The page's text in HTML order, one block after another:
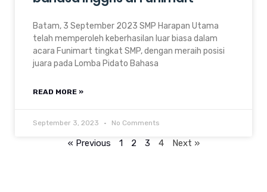
Batam, 3 September 2023 SMP Harapan Utama
telah memperoleh keberhasilan luar biasa dalam
acara Funimart tingkat SMP, dengan meraih posisi
juara pada Lomba Pidato Bahasa
READ MORE »
September 3, 2023 No Comments
« Previous 1 2 3 4 Next »